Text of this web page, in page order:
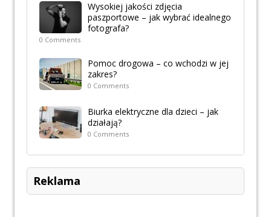
Wysokiej jakości zdjęcia
paszportowe – jak wybrać idealnego
fotografa?
0 Comments
Pomoc drogowa – co wchodzi w jej
zakres?
0 Comments
Biurka elektryczne dla dzieci – jak
działają?
0 Comments
Reklama